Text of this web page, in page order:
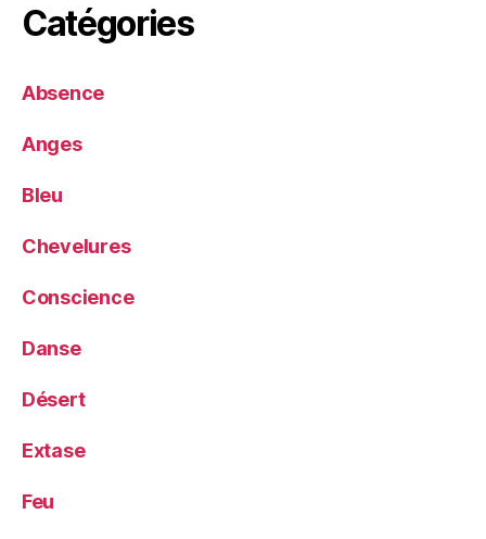
Catégories
Absence
Anges
Bleu
Chevelures
Conscience
Danse
Désert
Extase
Feu